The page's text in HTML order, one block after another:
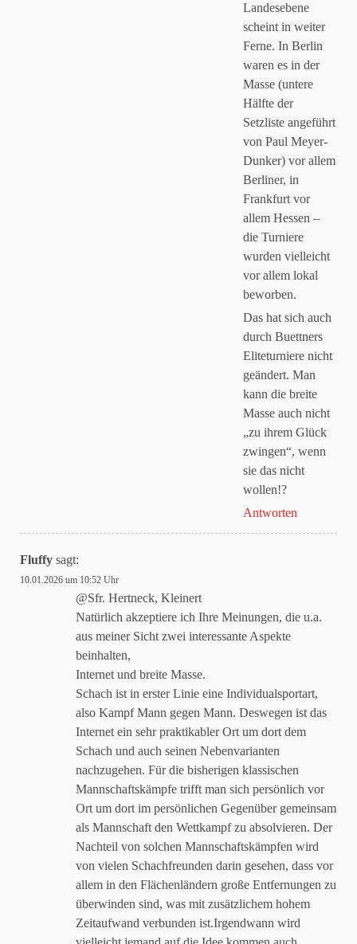
Landesebene
scheint in weiter
Ferne. In Berlin
waren es in der
Masse (untere
Hälfte der
Setzliste angeführt
von Paul Meyer-
Dunker) vor allem
Berliner, in
Frankfurt vor
allem Hessen –
die Turniere
wurden vielleicht
vor allem lokal
beworben.
Das hat sich auch
durch Buettners
Eliteturniere nicht
geändert. Man
kann die breite
Masse auch nicht
„zu ihrem Glück
zwingen“, wenn
sie das nicht
wollen!?
Antworten
Fluffy sagt:
10.01.2026 um 10:52 Uhr
@Sfr. Hertneck, Kleinert
Natürlich akzeptiere ich Ihre Meinungen, die u.a.
aus meiner Sicht zwei interessante Aspekte
beinhalten,
Internet und breite Masse.
Schach ist in erster Linie eine Individualsportart,
also Kampf Mann gegen Mann. Deswegen ist das
Internet ein sehr praktikabler Ort um dort dem
Schach und auch seinen Nebenvarianten
nachzugehen. Für die bisherigen klassischen
Mannschaftskämpfe trifft man sich persönlich vor
Ort um dort im persönlichen Gegenüber gemeinsam
als Mannschaft den Wettkampf zu absolvieren. Der
Nachteil von solchen Mannschaftskämpfen wird
von vielen Schachfreunden darin gesehen, dass vor
allem in den Flächenländern große Entfernungen zu
überwinden sind, was mit zusätzlichem hohem
Zeitaufwand verbunden ist.Irgendwann wird